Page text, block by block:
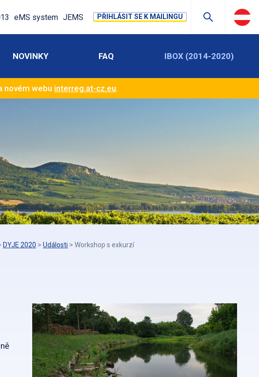
eMS system JEMS PŘIHLÁSIT SE K MAILINGU
NOVINKY FAQ IBOX (2014-2020)
novém webu interreg.at-cz.eu.
DYJE 2020 > Události > Workshop s exkurzí